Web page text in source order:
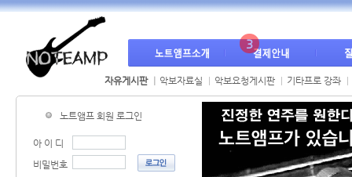
3
자유게시판 악보자료실 악보요청게시판 기타프로 강좌
노트앰프 회원 로그인
아 이 디
비밀번호